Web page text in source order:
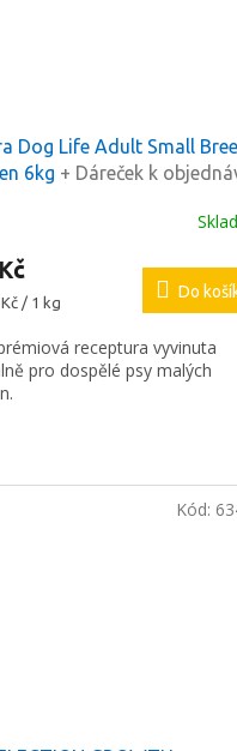
Dog Life Adult Small
6kg + Dáreček k
/ 1 kg
Do
receptura vyvinuta
pro dospělé psy malých
Kód: